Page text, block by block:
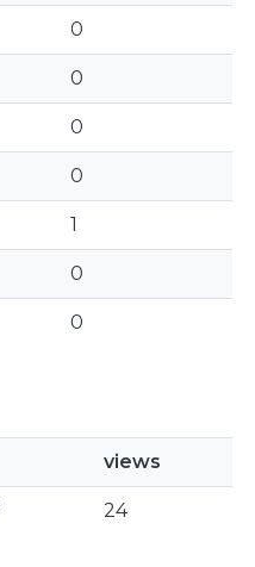
0
0
0
0
1
0
0
views
24